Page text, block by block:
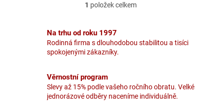
O
l
á
d
a
p
r
v
1 položek celkem
Na trhu od roku 1997
Rodinná firma s dlouhodobou stabilitou a tisíci
spokojenými zákazníky.
Věrnostní program
Slevy až 15% podle vašeho ročního obratu. Velké
jednorázové odběry naceníme individuálně.